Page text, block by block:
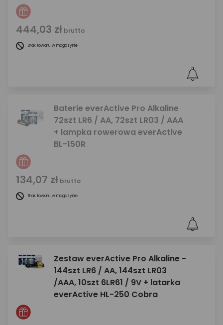
444,03 zł brutto
Brak towaru w magazynie
Baterie everActive Pro Alkaline
72szt LR6 / AA, 72szt LR03 / AAA
+ lampka rowerowa everActive
BL-150R
134,07 zł brutto
Brak towaru w magazynie
Zestaw everActive Pro Alkaline -
144szt LR6 / AA, 144szt LR03
/AAA, 10szt 6LR61 / 9V + latarka
everActive HL-250 Cobra